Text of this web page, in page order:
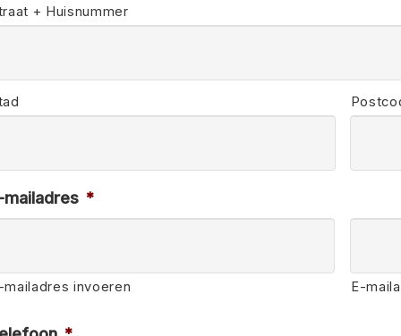
+ Huisnummer
mailadres *
mailadres invoeren E-